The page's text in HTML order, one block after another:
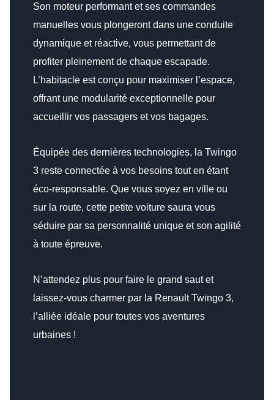
Son moteur performant et ses commandes
manuelles vous plongeront dans une conduite
dynamique et réactive, vous permettant de
profiter pleinement de chaque escapade.
L’habitacle est conçu pour maximiser l’espace,
offrant une modularité exceptionnelle pour
accueillir vos passagers et vos bagages.
Équipée des dernières technologies, la Twingo
3 reste connectée à vos besoins tout en étant
éco-responsable. Que vous soyez en ville ou
sur la route, cette petite voiture saura vous
séduire par sa personnalité unique et son agilité
à toute épreuve.
N’attendez plus pour faire le grand saut et
laissez-vous charmer par la Renault Twingo 3,
l’alliée idéale pour toutes vos aventures
urbaines !